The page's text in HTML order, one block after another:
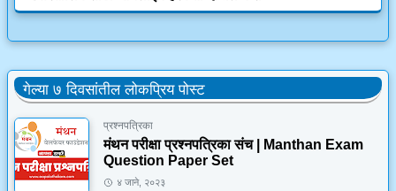
गेल्या ७ दिवसांतील लोकप्रिय पोस्ट
प्रश्नपत्रिका
मंथन परीक्षा प्रश्नपत्रिका संच | Manthan Exam
Question Paper Set
४ जाने, २०२३